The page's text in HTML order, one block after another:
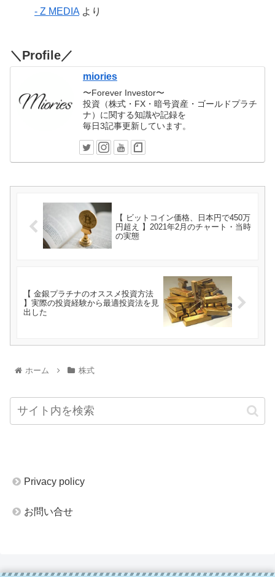
- Z MEDIA より
＼Profile／
miories
〜Forever Investor〜
投資（株式・FX・暗号資産・ゴールドプラチ
ナ）に関する知識や記録を
毎日3記事更新しています。
【 ビットコイン価格、日本円で450万
円超え 】2021年2月のチャート・当時
の実態
【 金銀プラチナのオススメ投資方法
】実際の投資経験から最適投資法を見
出した
ホーム 株式
Privacy policy
お問い合せ